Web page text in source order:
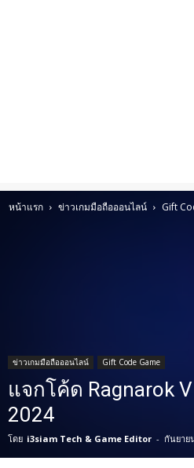
หน้าแรก ข่าวเกมมือถือออนไลน์ Gift
ข่าวเกมมือถือออนไลน์ Gift Code Game
แจกโค้ด Ragnarok
2024
โดย i3siam Tech & Game Editor - กันยาย